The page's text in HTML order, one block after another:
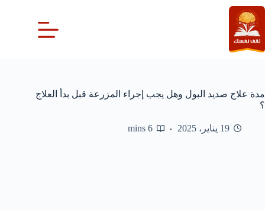
التجاوز
إلى
المحتوى
مدة علاج صديد البول وهل يجب إجراء المزرعة قبل بدأ العلاج
؟
19 يناير، 2025 6 mins